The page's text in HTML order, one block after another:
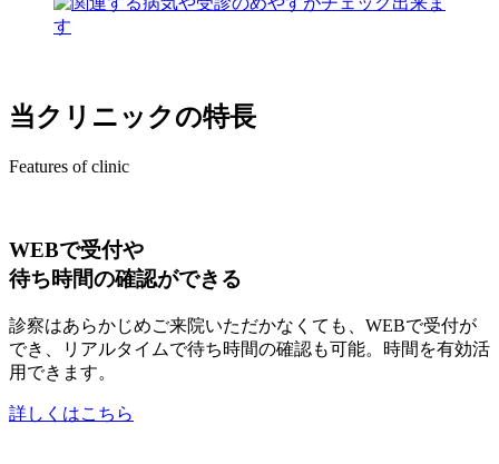
当クリニックの特長
Features of clinic
WEBで受付や
待ち時間の確認ができる
診察はあらかじめご来院いただかなくても、WEBで受付が
でき、リアルタイムで待ち時間の確認も可能。時間を有効活
用できます。
詳しくはこちら